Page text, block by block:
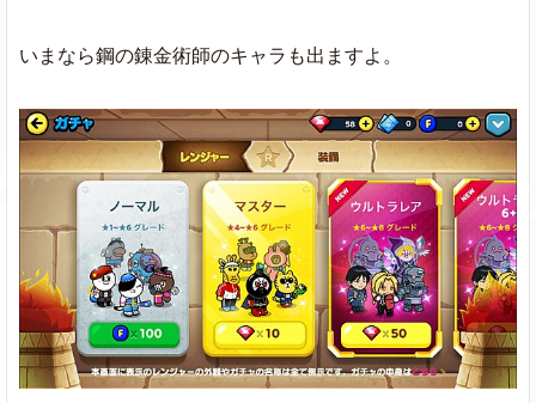
いまなら鋼の錬金術師のキャラも出ますよ。